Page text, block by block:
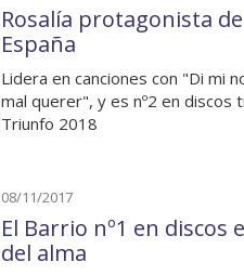
Rosalía protagonista
España
Lidera en canciones con "Di mi
mal querer", y es nº2 en
Triunfo 2018
08/11/2017
El Barrio nº1 en discos
del alma